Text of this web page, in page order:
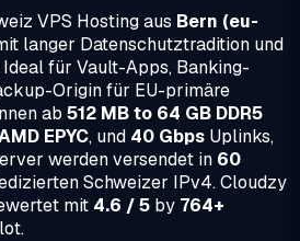
VPS Hosting aus Bern (eu-
langer Datenschutztradition und
für Vault-Apps, Banking-
Origin für EU-primäre
ab 512 MB to 64 GB DDR5
EPYC, und 40 Gbps Uplinks,
werden versendet in 60
Schweizer IPv4. Cloudzy
mit 4.6 / 5 by 764+